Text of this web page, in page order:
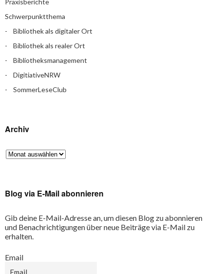
Praxisberichte
Schwerpunktthema
Bibliothek als digitaler Ort
Bibliothek als realer Ort
Bibliotheksmanagement
DigitiativeNRW
SommerLeseClub
Archiv
Blog via E-Mail abonnieren
Gib deine E-Mail-Adresse an, um diesen Blog zu abonnieren
und Benachrichtigungen über neue Beiträge via E-Mail zu
erhalten.
Email